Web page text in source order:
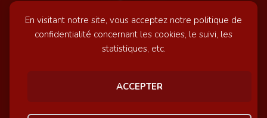
En visitant notre site, vous acceptez notre politique de
confidentialité concernant les cookies, le suivi, les
statistiques, etc.
ACCEPTER
Recrutement
Mentions légales